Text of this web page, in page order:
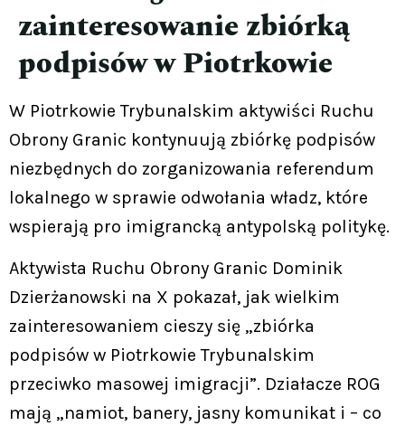
zainteresowanie zbiórką
podpisów w Piotrkowie
W Piotrkowie Trybunalskim aktywiści Ruchu
Obrony Granic kontynuują zbiórkę podpisów
niezbędnych do zorganizowania referendum
lokalnego w sprawie odwołania władz, które
wspierają pro imigrancką antypolską politykę.
Aktywista Ruchu Obrony Granic Dominik
Dzierżanowski na X pokazał, jak wielkim
zainteresowaniem cieszy się „zbiórka
podpisów w Piotrkowie Trybunalskim
przeciwko masowej imigracji”. Działacze ROG
mają „namiot, banery, jasny komunikat i – co